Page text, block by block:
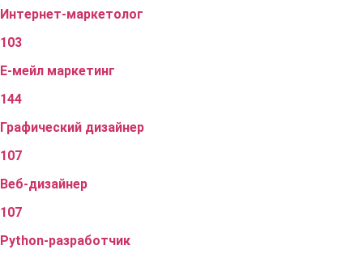
Интернет-маркетолог
103
Е-мейл маркетинг
144
Графический дизайнер
107
Веб-дизайнер
107
Python-разработчик